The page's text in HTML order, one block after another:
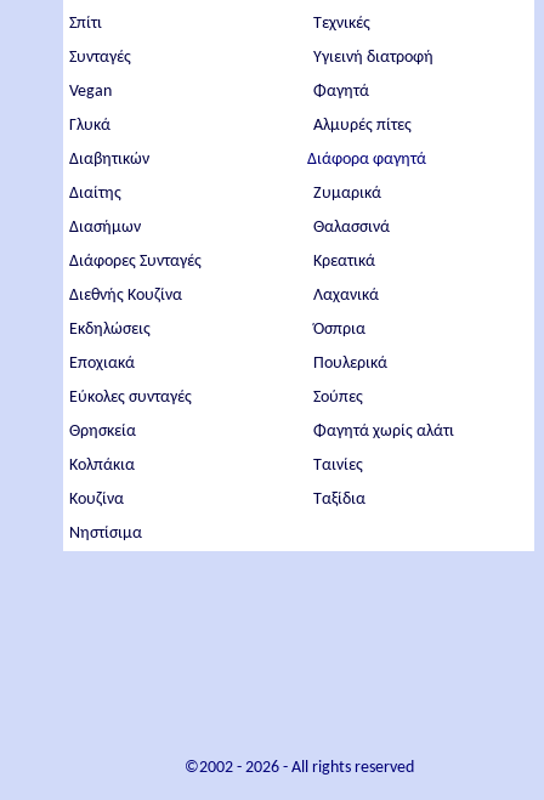
Σπίτι
Συνταγές
Vegan
Γλυκά
Διαβητικών
Διαίτης
Διασήμων
Διάφορες Συνταγές
Διεθνής Κουζίνα
Εκδηλώσεις
Εποχιακά
Εύκολες συνταγές
Θρησκεία
Κολπάκια
Κουζίνα
Νηστίσιμα
Τεχνικές
Υγιεινή διατροφή
Φαγητά
Αλμυρές πίτες
Διάφορα φαγητά
Ζυμαρικά
Θαλασσινά
Κρεατικά
Λαχανικά
Όσπρια
Πουλερικά
Σούπες
Φαγητά χωρίς αλάτι
Ταινίες
Ταξίδια
©2002 - 2026- All rights reserved